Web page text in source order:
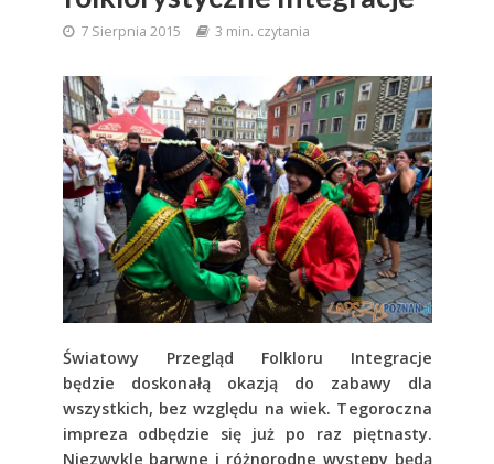
7 Sierpnia 2015 3 min. czytania
Światowy Przegląd Folkloru Integracje
będzie doskonałą okazją do zabawy dla
wszystkich, bez względu na wiek. Tegoroczna
impreza odbędzie się już po raz piętnasty.
Niezwykle barwne i różnorodne występy będą